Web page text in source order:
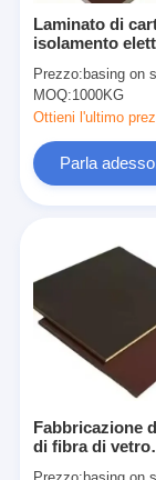
Laminato di
isolamento
epossidi fibra
Prezzo: basing on size
MOQ:1000KG
Ottieni l'ultimo
Parla
Fabbricazione
di fibra di vetro